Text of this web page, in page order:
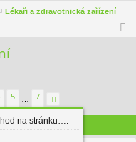
sit
Lékaři a zdravotnická zařízení
na stránku…:
5
7
Další